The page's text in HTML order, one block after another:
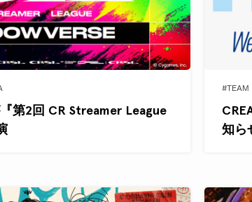
第2回 CR Streamer League
#TEAM
知ら